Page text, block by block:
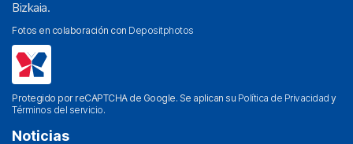
Bizkaia.
Fotos en colaboración con Depositphotos
Protegido por reCAPTCHA de Google. Se aplican su Política de Privacidad y
Términos del servicio.
Noticias